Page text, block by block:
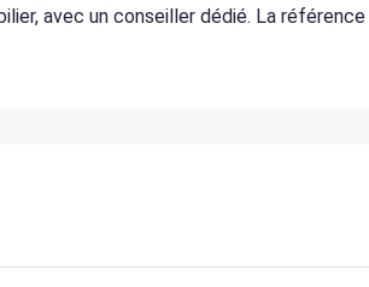
avec un conseiller dédié. La référence